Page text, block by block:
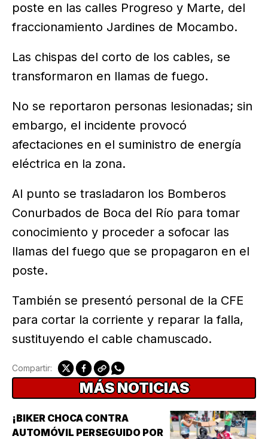
poste en las calles Progreso y Marte, del
fraccionamiento Jardines de Mocambo.
Las chispas del corto de los cables, se
transformaron en llamas de fuego.
No se reportaron personas lesionadas; sin
embargo, el incidente provocó
afectaciones en el suministro de energía
eléctrica en la zona.
Al punto se trasladaron los Bomberos
Conurbados de Boca del Río para tomar
conocimiento y proceder a sofocar las
llamas del fuego que se propagaron en el
poste.
También se presentó personal de la CFE
para cortar la corriente y reparar la falla,
sustituyendo el cable chamuscado.
Compartir:
MÁS NOTICIAS
¡BIKER CHOCA CONTRA
AUTOMÓVIL PERSEGUIDO POR